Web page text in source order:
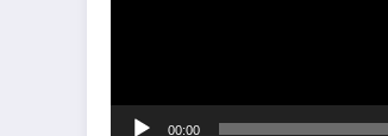
00:00